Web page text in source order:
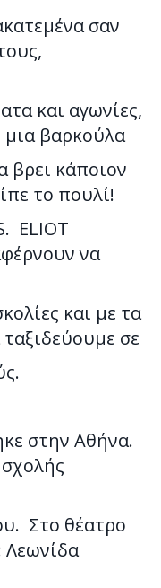
σαν
και αγωνίες,
μια βαρκούλα
βρει κάποιον
το πουλί!
ELIOT
να
και με τα
σε
στην Αθήνα.
Στο θέατρο
Λεωνίδα